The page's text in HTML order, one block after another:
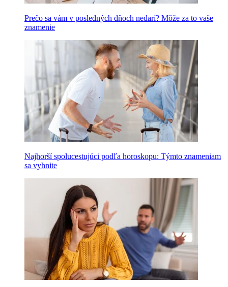
Prečo sa vám v posledných dňoch nedarí? Môže za to vaše
znamenie
Najhorší spolucestujúci podľa horoskopu: Týmto znameniam
sa vyhnite